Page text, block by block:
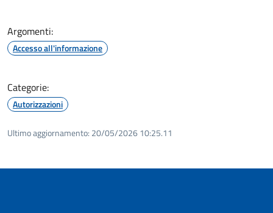
Argomenti:
Accesso all'informazione
Categorie:
Autorizzazioni
Ultimo aggiornamento: 20/05/2026 10:25.11